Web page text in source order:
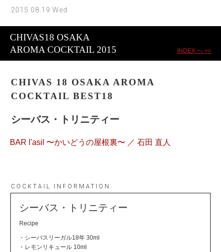
2015.08.19 Wed
CHIVAS18 OSAKA
AROMA COCKTAIL 2015
INDEX へ >>
CHIVAS 18 OSAKA AROMA
COCKTAIL BEST18
シーバス・トリニティー
BAR l'asil 〜かいどうの屋根裏〜 ／ 石田 直人
COCKTAIL INFORMATION
シーバス・トリニティー
Recipe
・シーバスリーガル18年 30ml
・レモンリキュール 10ml